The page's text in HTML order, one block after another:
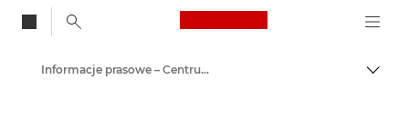
Canon Logo, back
Informacje prasowe – Centrum Prasowe Canon